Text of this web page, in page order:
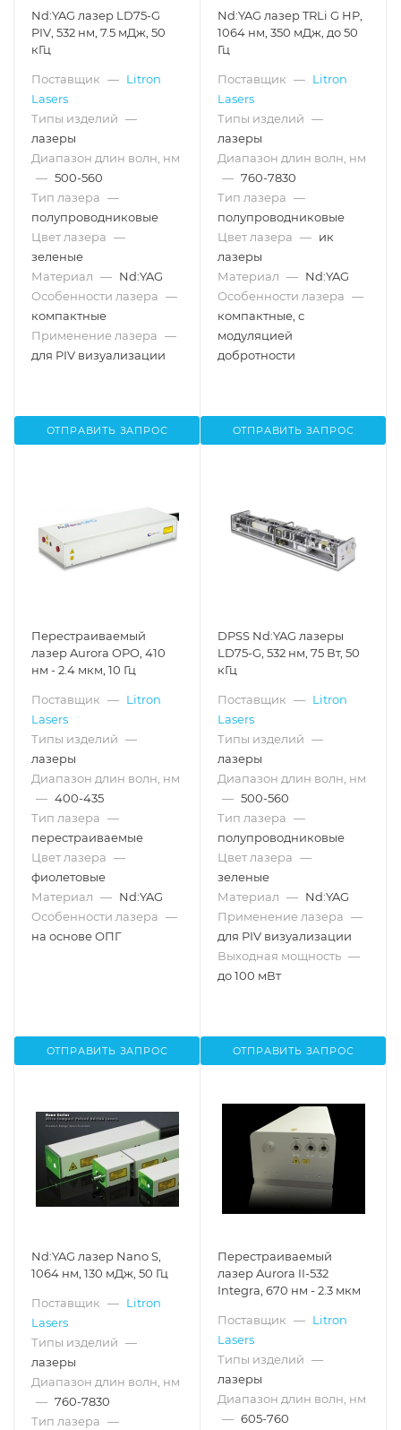
Nd:YAG лазер LD75-G
PIV, 532 нм, 7.5 мДж, 50
кГц
Поставщик — Litron
Lasers
Типы изделий —
лазеры
Диапазон длин волн, нм
— 500-560
Тип лазера —
полупроводниковые
Цвет лазера —
зеленые
Материал — Nd:YAG
Особенности лазера —
компактные
Применение лазера —
для PIV визуализации
ОТПРАВИТЬ ЗАПРОС
Nd:YAG лазер TRLi G HP,
1064 нм, 350 мДж, до 50
Гц
Поставщик — Litron
Lasers
Типы изделий —
лазеры
Диапазон длин волн, нм
— 760-7830
Тип лазера —
полупроводниковые
Цвет лазера — ик
лазеры
Материал — Nd:YAG
Особенности лазера —
компактные, с
модуляцией
добротности
ОТПРАВИТЬ ЗАПРОС
Перестраиваемый
лазер Aurora OPO, 410
нм - 2.4 мкм, 10 Гц
Поставщик — Litron
Lasers
Типы изделий —
лазеры
Диапазон длин волн, нм
— 400-435
Тип лазера —
перестраиваемые
Цвет лазера —
фиолетовые
Материал — Nd:YAG
Особенности лазера —
на основе ОПГ
ОТПРАВИТЬ ЗАПРОС
DPSS Nd:YAG лазеры
LD75-G, 532 нм, 75 Вт, 50
кГц
Поставщик — Litron
Lasers
Типы изделий —
лазеры
Диапазон длин волн, нм
— 500-560
Тип лазера —
полупроводниковые
Цвет лазера —
зеленые
Материал — Nd:YAG
Применение лазера —
для PIV визуализации
Выходная мощность —
до 100 мВт
ОТПРАВИТЬ ЗАПРОС
Nd:YAG лазер Nano S,
1064 нм, 130 мДж, 50 Гц
Поставщик — Litron
Lasers
Типы изделий —
лазеры
Диапазон длин волн, нм
— 760-7830
Тип лазера —
Перестраиваемый
лазер Aurora II-532
Integra, 670 нм - 2.3 мкм
Поставщик — Litron
Lasers
Типы изделий —
лазеры
Диапазон длин волн, нм
— 605-760